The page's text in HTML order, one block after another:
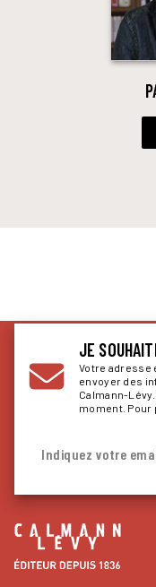
JE
Votre adresse
envoyer des
Calmann-
moment. Pour
Indiquez votre